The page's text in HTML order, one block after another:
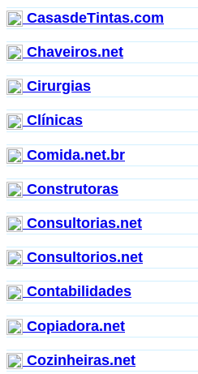
CasasdeTintas.com
Chaveiros.net
Cirurgias
Clínicas
Comida.net.br
Construtoras
Consultorias.net
Consultorios.net
Contabilidades
Copiadora.net
Cozinheiras.net